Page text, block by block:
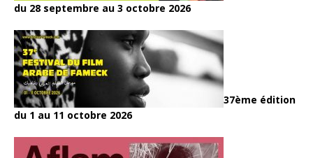
du 28 septembre au 3 octobre 2026
37ème édition
du 1 au 11 octobre 2026